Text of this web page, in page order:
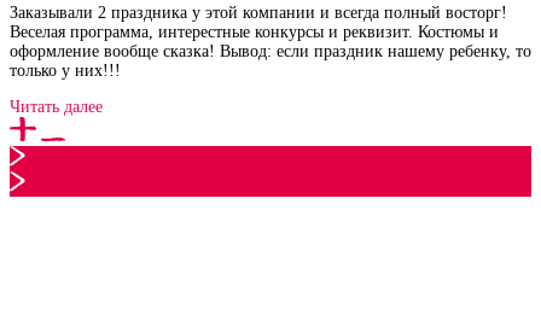
Заказывали 2 праздника у этой компании и всегда полный восторг!
Веселая программа, интерестные конкурсы и реквизит. Костюмы и
оформление вообще сказка! Вывод: если праздник нашему ребенку, то
только у них!!!
Читать далее